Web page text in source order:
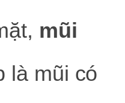
mũi
là mũi có